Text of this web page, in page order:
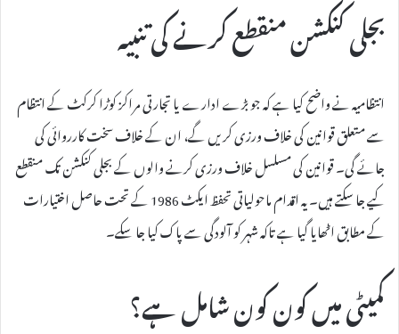
بجلی کنکشن منقطع کرنے کی تنبیہ
انتظامیہ نے واضح کیا ہے کہ جو بڑے ادارے یا تجارتی مراکز کوڑا کرکٹ کے انتظام
سے متعلق قوانین کی خلاف ورزی کریں گے، ان کے خلاف سخت کارروائی کی
جائے گی۔ قوانین کی مسلسل خلاف ورزی کرنے والوں کے بجلی کنکشن تک منقطع
کیے جا سکتے ہیں۔ یہ اقدام ماحولیاتی تحفظ ایکٹ 1986 کے تحت حاصل اختیارات
کے مطابق اٹھایا گیا ہے تاکہ شہر کو آلودگی سے پاک کیا جا سکے۔
کمیٹی میں کون کون شامل ہے؟